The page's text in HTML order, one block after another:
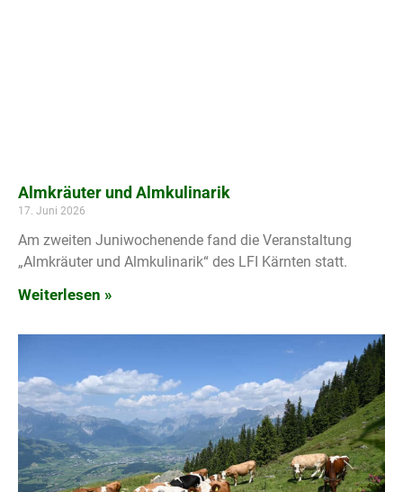
Almkräuter und Almkulinarik
17. Juni 2026
Am zweiten Juniwochenende fand die Veranstaltung
„Almkräuter und Almkulinarik“ des LFI Kärnten statt.
Weiterlesen »